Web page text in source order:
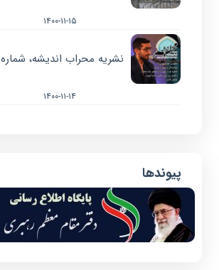
۱۴۰۰-۱۱-۱۵
نشریه محراب اندیشه، شماره ۲۹
۱۴۰۰-۱۱-۱۴
پیوندها